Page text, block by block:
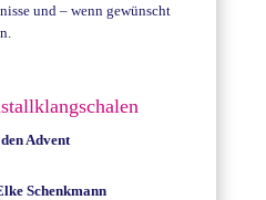
und – wenn gewünscht
Advent
Schenkmann